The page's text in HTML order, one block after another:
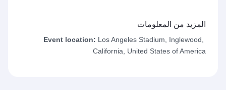
المزيد من المعلومات
Event location: Los Angeles Stadium, Inglewood,
California, United States of America